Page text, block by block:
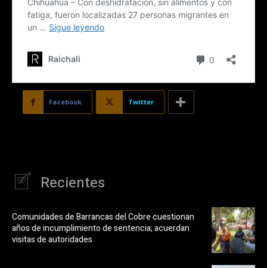
Facebook Twitter
Recientes
Comunidades de Barrancas del Cobre cuestionan
años de incumplimiento de sentencia; acuerdan
visitas de autoridades